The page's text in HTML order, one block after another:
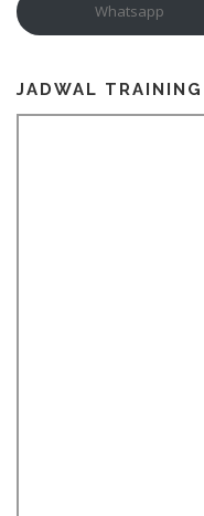
Whatsapp
JADWAL TRAINING